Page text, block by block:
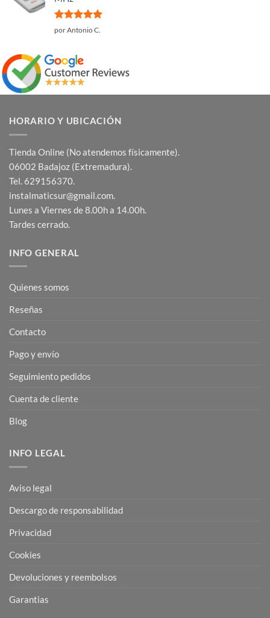
Valorado
por Antonio C.
HORARIO Y UBICACIÓN
Tienda Online (No atendemos físicamente).
06002 Badajoz (Extremadura).
Tel. 629156370.
instalmaticsur@gmail.com.
Lunes a Viernes de 8.00h a 14.00h.
Tardes cerrado.
INFO GENERAL
Quienes somos
Reseñas
Contacto
Pago y envío
Seguimiento pedidos
Cuenta de cliente
Blog
INFO LEGAL
Aviso legal
Descargo de responsabilidad
Privacidad
Cookies
Devoluciones y reembolsos
Garantias